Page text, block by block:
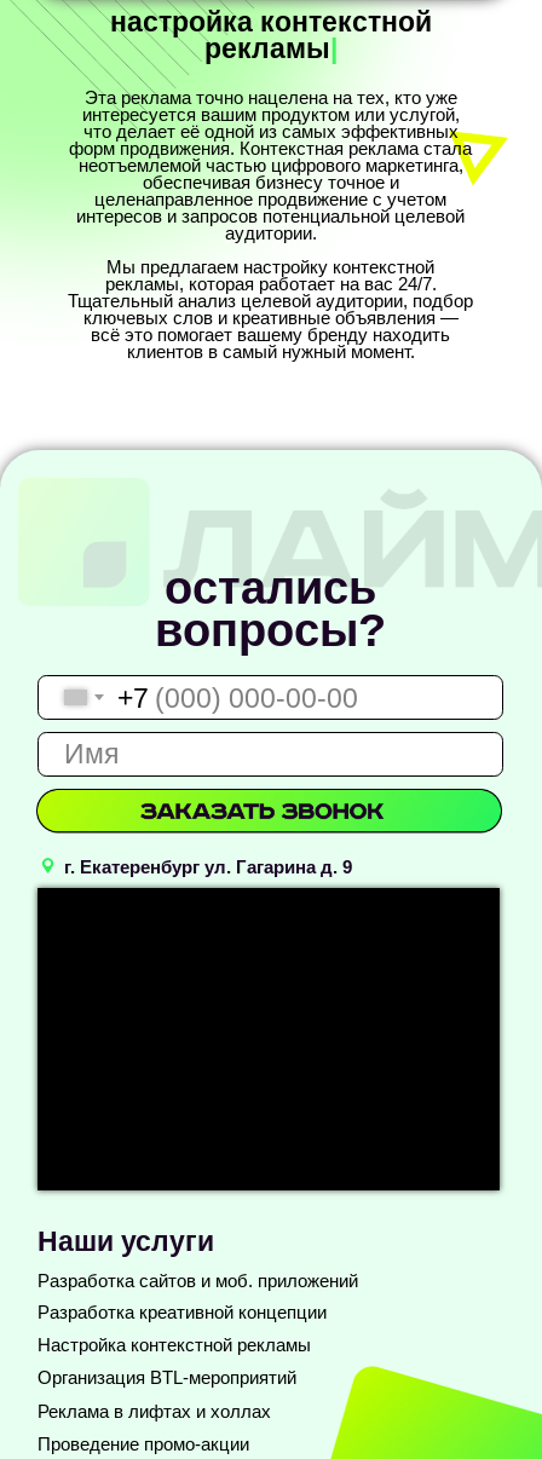
Эта реклама точно нацелена на тех, кто уже
интересуется вашим продуктом или услугой,
что делает её одной из самых эффективных
форм продвижения. Контекстная реклама стала
неотъемлемой частью цифрового маркетинга,
обеспечивая бизнесу точное и
целенаправленное продвижение с учетом
интересов и запросов потенциальной целевой
аудитории.
Мы предлагаем настройку контекстной
рекламы, которая работает на вас 24/7.
Тщательный анализ целевой аудитории, подбор
ключевых слов и креативные объявления —
всё это помогает вашему бренду находить
клиентов в самый нужный момент.
+7 (343) 287-03-93
info@ra-lime.ru
г. Екатеринбург ул. энгельса 36 (БЦ"ФИЛИТЦЪ")
Проведение промо-акции
Реклама в лифтах и холлах
Приподъездные стенды
Продвижение в соц. сетях
Организация BTL-мероприятий
Сувенирная продукция
Наружная реклама
Настройка контекстной рекламы
Разработка креативной концепции
остались
вопросы?
г. Екатеренбург ул. Гагарина д. 9